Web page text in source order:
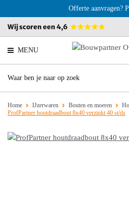
Offerte aanvragen?
Wij scoren een 4,6
MENU
Home IJzerwaren Bouten en moeren
ProfPartner houtdraadbout 8x40 verzinkt 40 st/ds